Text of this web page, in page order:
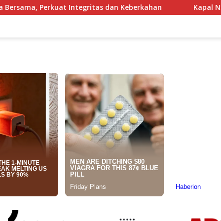
dan Keberkahan Kapal Nelayan Karangsong